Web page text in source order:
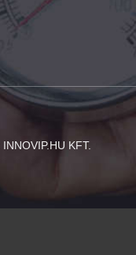
INNOVIP.HU KFT.